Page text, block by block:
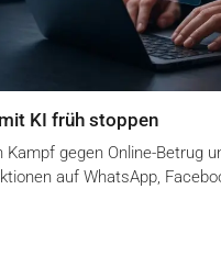
KI früh stoppen
gegen Online-Betrug
auf WhatsApp,